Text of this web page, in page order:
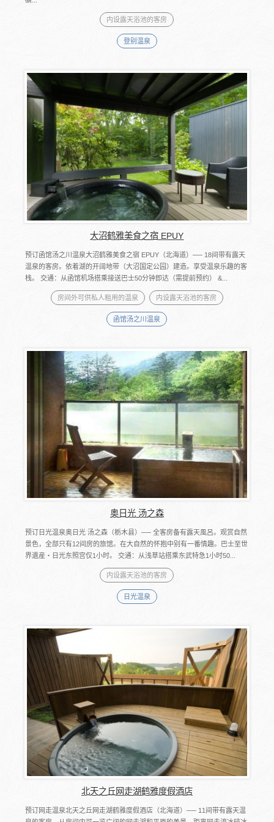
内设露天浴池的客房
登别温泉
大沼鹤雅美食之宿 EPUY
预订函馆汤之川温泉大沼鹤雅美食之宿 EPUY（北海道）── 18间带有露天
温泉的客房。依着湖的开阔地带（大沼国定公园）建造。享受温泉乐趣的客
栈。 交通：从函馆机场搭乘接送巴士50分钟即达（需提前预约） &...
房间外可供私人租用的温泉 内设露天浴池的客房
函馆汤之川温泉
奥日光 汤之森
预订日光温泉奥日光 汤之森（栃木县）── 全客房备有露天風呂。观赏自然
景色，全部只有12间房的旅馆。在大自然的怀抱中别有一番情趣。巴士至世
界遺産・日光东照宫仅1小时。 交通：从浅草站搭乘东武特急1小时50...
内设露天浴池的客房
日光温泉
北天之丘网走湖鹤雅度假酒店
预订网走温泉北天之丘网走湖鹤雅度假酒店（北海道）── 11间带有露天温